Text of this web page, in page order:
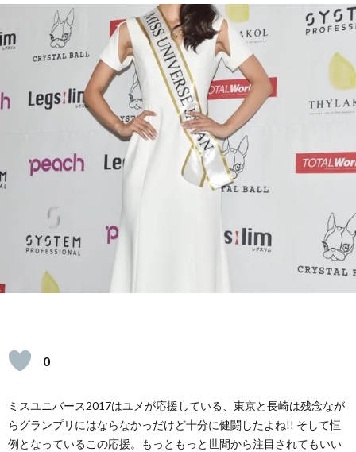
ウ
ェ
イ
ピ
0
ミスユニバース2017はユメが応援している、東京と長崎は残念なが
らグランプリにはならなかっだけど十分に健闘したよね!! そして恒
例となっているこの応援。もっともっと世間から注目されてもいい